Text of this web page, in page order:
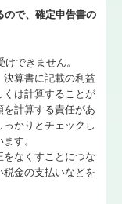
ので、確定申告書の
できません。
算書に記載の利益
くは計算することが
計算する責任があ
かりとチェックし
す。
なくすことにつな
金の支払いなどを